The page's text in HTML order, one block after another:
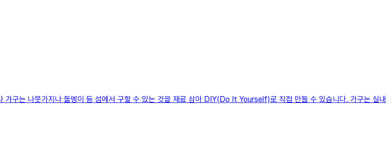
가구는 나뭇가지나 돌멩이 등 섬에서 구할 수 있는 것을 재료 삼아 DIY(Do It Yourself)로 직접 만들 수 있습니다. 가구는 실내